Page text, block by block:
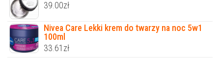
39.00zł
Nivea Care Lekki krem do twarzy na noc 5w1
100ml
33.61 zł